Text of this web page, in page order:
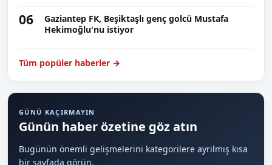
06
Gaziantep FK, Beşiktaşlı genç golcü Mustafa
Hekimoğlu'nu istiyor
Tüm popüler haberler →
GÜNÜ KAÇIRMAYIN
Günün haber özetine göz atın
Bugünün önemli gelişmelerini kategorilere ayrılmış kısa
bir sayfada görün.